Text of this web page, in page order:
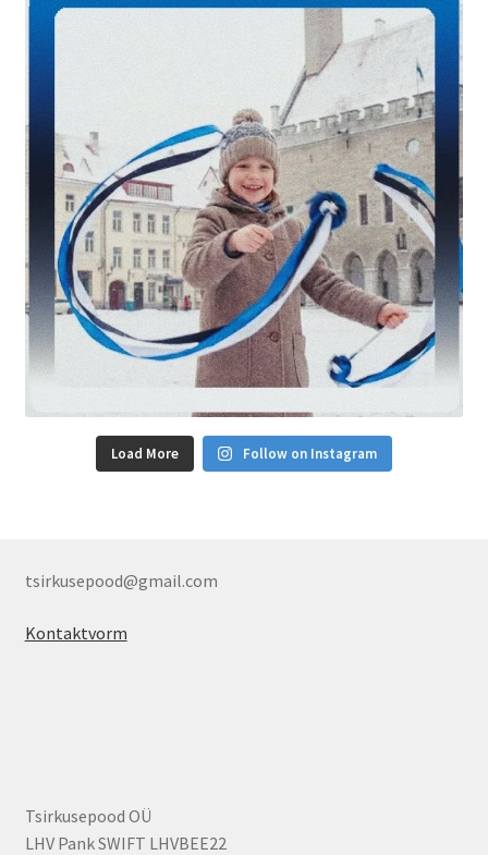
Load More Follow on Instagram
tsirkusepood@gmail.com
Kontaktvorm
Tsirkusepood OÜ
LHV Pank SWIFT LHVBEE22